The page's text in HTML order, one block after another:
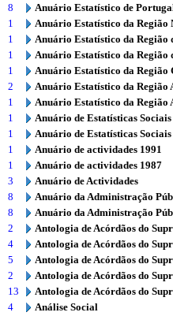
8
Anuário Estatístico de
1
Anuário Estatístico da Região
1
Anuário Estatístico da Região
1
Anuário Estatístico da Região
1
Anuário Estatístico da Região
2
Anuário Estatístico da Região
1
Anuário Estatístico da Região
1
Anuário de Estatísticas Sociais
1
Anuário de Estatísticas Sociais
1
Anuário de actividades 1991
1
Anuário de actividades 1987
3
Anuário de Actividades
8
Anuário da Administração
8
Anuário da Administração
2
Antologia de Acórdãos do
4
Antologia de Acórdãos do
5
Antologia de Acórdãos do
2
Antologia de Acórdãos do
13
Antologia de Acórdãos do
4
Análise Social